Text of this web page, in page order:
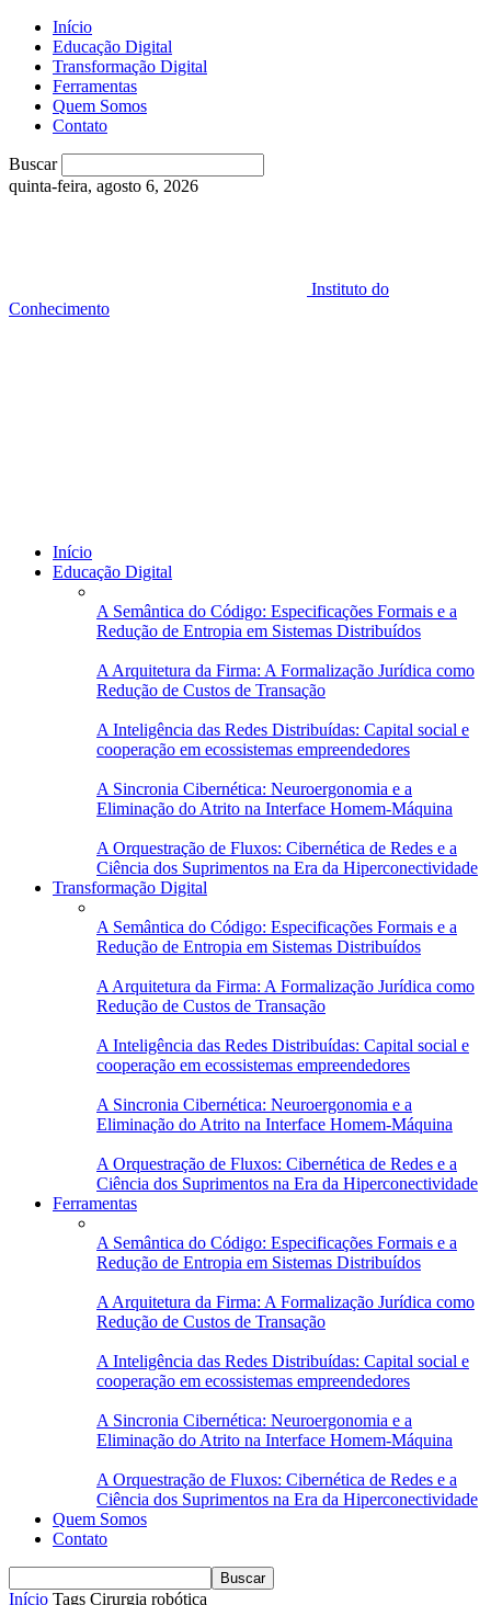
Início
Educação Digital
Transformação Digital
Ferramentas
Quem Somos
Contato
Buscar
quinta-feira, agosto 6, 2026
Instituto do
Conhecimento
Início
Educação Digital
A Semântica do Código: Especificações Formais e a
Redução de Entropia em Sistemas Distribuídos
A Arquitetura da Firma: A Formalização Jurídica como
Redução de Custos de Transação
A Inteligência das Redes Distribuídas: Capital social e
cooperação em ecossistemas empreendedores
A Sincronia Cibernética: Neuroergonomia e a
Eliminação do Atrito na Interface Homem-Máquina
A Orquestração de Fluxos: Cibernética de Redes e a
Ciência dos Suprimentos na Era da Hiperconectividade
Transformação Digital
A Semântica do Código: Especificações Formais e a
Redução de Entropia em Sistemas Distribuídos
A Arquitetura da Firma: A Formalização Jurídica como
Redução de Custos de Transação
A Inteligência das Redes Distribuídas: Capital social e
cooperação em ecossistemas empreendedores
A Sincronia Cibernética: Neuroergonomia e a
Eliminação do Atrito na Interface Homem-Máquina
A Orquestração de Fluxos: Cibernética de Redes e a
Ciência dos Suprimentos na Era da Hiperconectividade
Ferramentas
A Semântica do Código: Especificações Formais e a
Redução de Entropia em Sistemas Distribuídos
A Arquitetura da Firma: A Formalização Jurídica como
Redução de Custos de Transação
A Inteligência das Redes Distribuídas: Capital social e
cooperação em ecossistemas empreendedores
A Sincronia Cibernética: Neuroergonomia e a
Eliminação do Atrito na Interface Homem-Máquina
A Orquestração de Fluxos: Cibernética de Redes e a
Ciência dos Suprimentos na Era da Hiperconectividade
Quem Somos
Contato
Início Tags Cirurgia robótica